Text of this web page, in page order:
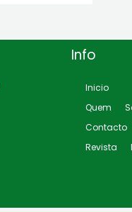
Info
Inicio
Quem
Contacto
Revista